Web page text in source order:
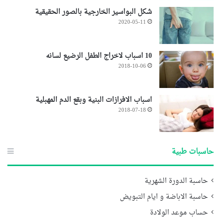
شكل البواسير الخارجية بالصور الحقيقية
2020-05-11
10 اسباب لاخراج الطفل الرضيع لسانه
2018-10-06
اسباب الافرازات البنية وبقع الدم المهبلية
2018-07-18
حاسبات طبية
حاسبة الدورة الشهرية
حاسبة الاباضة و ايام التبويض
حساب موعد الولادة